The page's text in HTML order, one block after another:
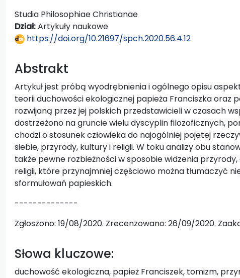
Studia Philosophiae Christianae
Dział:Artykuły naukowe
https://doi.org/10.21697/spch.2020.56.4.12
Abstrakt
Artykuł jest próbą wyodrębnienia i ogólnego opisu
teorii duchowości ekologicznej papieża Franciszka oraz
rozwijaną przez jej polskich przedstawicieli w czasach
dostrzeżono na gruncie wielu dyscyplin filozoficznych,
chodzi o stosunek człowieka do najogólniej pojętej
siebie, przyrody, kultury i religii. W toku analizy obu
także pewne rozbieżności w sposobie widzenia
religii, które przynajmniej częściowo można tłumaczyć
sformułowań papieskich.
--------------
Zgłoszono: 19/08/2020. Zrecenzowano: 26/09/2020.
Słowa kluczowe:
duchowość ekologiczna, papież Franciszek, tomizm,